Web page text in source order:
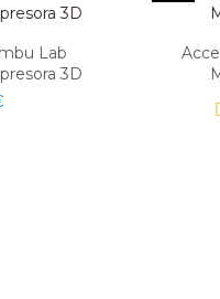
Lab
3D